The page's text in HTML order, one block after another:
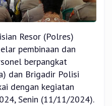
Resor (Polres)
pembinaan dan
berpangkat
dan Brigadir Polisi
dengan kegiatan
Senin (11/11/2024).